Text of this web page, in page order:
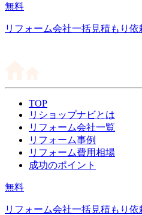
無料
リフォーム会社一括見積もり依
TOP
リショップナビとは
リフォーム会社一覧
リフォーム事例
リフォーム費用相場
成功のポイント
無料
リフォーム会社一括見積もり依